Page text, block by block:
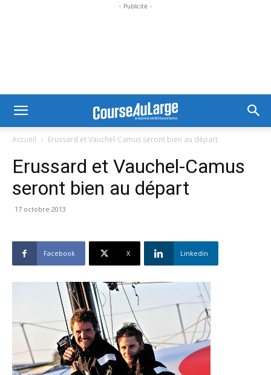
- Publicité -
Accueil Erussard et Vauchel-Camus seront bien au départ
Erussard et Vauchel-Camus
seront bien au départ
17 octobre 2013
Facebook X Linkedin